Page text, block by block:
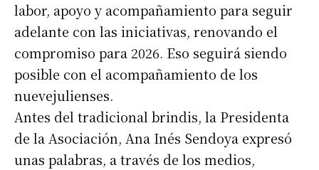
labor, apoyo y acompañamiento para seguir
adelante con las iniciativas, renovando el
compromiso para 2026. Eso seguirá siendo
posible con el acompañamiento de los
nuevejulienses.
Antes del tradicional brindis, la Presidenta
de la Asociación, Ana Inés Sendoya expresó
unas palabras, a través de los medios,